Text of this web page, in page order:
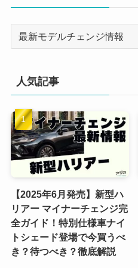
ー
人気記事
【2025年6月発売】新型ハ
リアー マイナーチェンジ完
全ガイド！特別仕様車ナイ
トシェード登場で今買うべ
き？待つべき？徹底解説